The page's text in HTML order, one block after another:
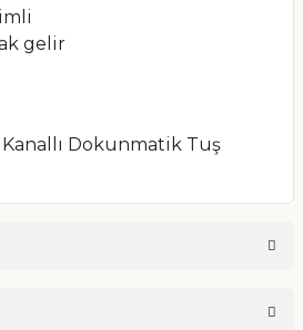
gelir
Kanallı Dokunmatik Tuş